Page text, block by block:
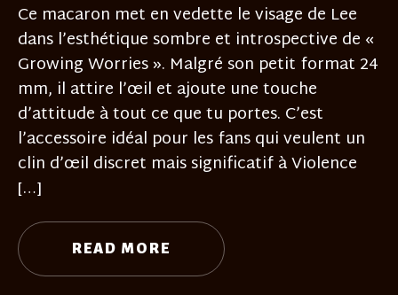
Ce macaron met en vedette le visage de Lee
dans l’esthétique sombre et introspective de «
Growing Worries ». Malgré son petit format 24
mm, il attire l’œil et ajoute une touche
d’attitude à tout ce que tu portes. C’est
l’accessoire idéal pour les fans qui veulent un
clin d’œil discret mais significatif à Violence
[…]
READ MORE